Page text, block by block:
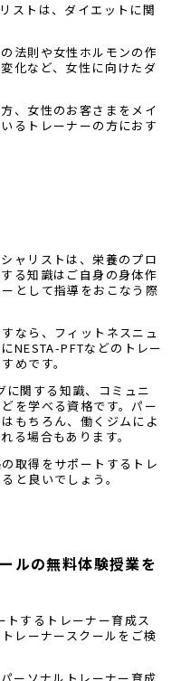
ストは、ダイエットに関
法則や女性ホルモンの作
化など、女性に向けたダ
、女性のお客さまをメイ
るトレーナーの方におす
ャリストは、栄養のプロ
る知識はご自身の身体作
として指導をおこなう際
なら、フィットネスニュ
NESTA-PFTなどのトレー
めです。
に関する知識、コミュニ
を学べる資格です。パー
もちろん、働くジムによ
る場合もあります。
取得をサポートするトレ
と良いでしょう。
ルの無料体験授業を
トするトレーナー育成ス
レーナースクールをご検